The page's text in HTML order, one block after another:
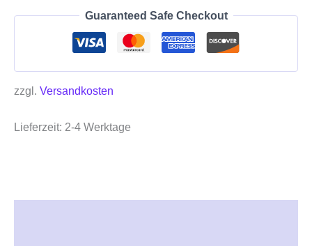
Guaranteed Safe Checkout
zzgl. Versandkosten
Lieferzeit: 2-4 Werktage